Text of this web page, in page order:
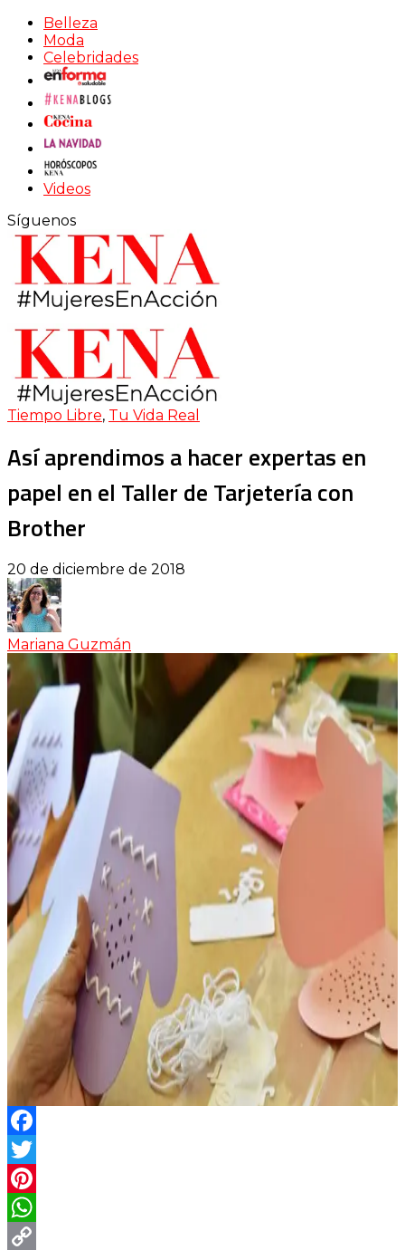
Belleza
Moda
Celebridades
Videos
Síguenos
Tiempo Libre, Tu Vida Real
Así aprendimos a hacer expertas en
papel en el Taller de Tarjetería con
Brother
20 de diciembre de 2018
Mariana Guzmán
Facebook
Twitter
Pinterest
WhatsApp